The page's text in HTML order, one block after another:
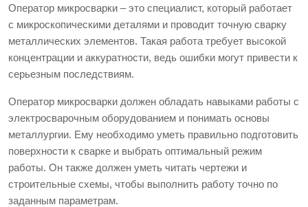
Оператор микросварки – это специалист, который работает
с микроскопическими деталями и проводит точную сварку
металлических элементов. Такая работа требует высокой
концентрации и аккуратности, ведь ошибки могут привести к
серьезным последствиям.
Оператор микросварки должен обладать навыками работы с
электросварочным оборудованием и понимать основы
металлургии. Ему необходимо уметь правильно подготовить
поверхности к сварке и выбрать оптимальный режим
работы. Он также должен уметь читать чертежи и
строительные схемы, чтобы выполнить работу точно по
заданным параметрам.